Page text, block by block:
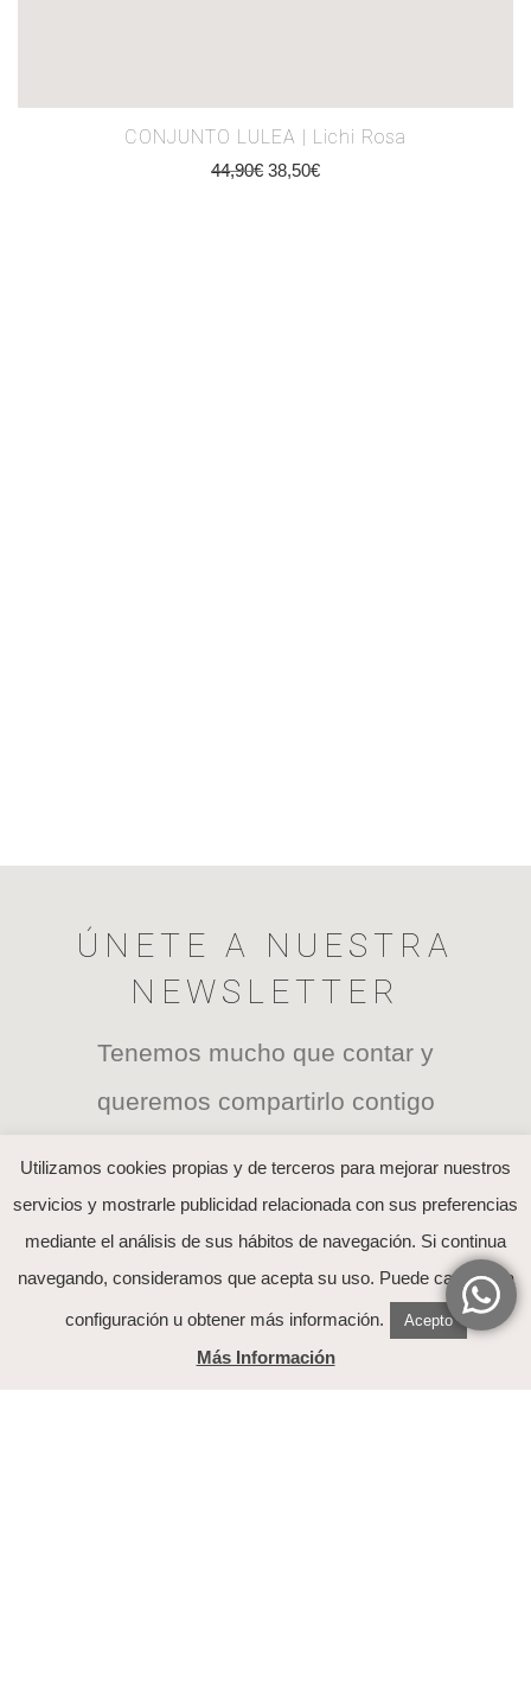
CONJUNTO LULEA | Lichi Rosa
44,90€ 38,50€
ÚNETE A NUESTRA
NEWSLETTER
Tenemos mucho que contar y
queremos compartirlo contigo
He leído y acepto el tratamiento de mis datos
explicado en la
política de Privacidad
Utilizamos cookies propias y de terceros para mejorar nuestros
servicios y mostrarle publicidad relacionada con sus preferencias
mediante el análisis de sus hábitos de navegación. Si continua
navegando, consideramos que acepta su uso. Puede cambiar la
configuración u obtener más información. Acepto
Más Información